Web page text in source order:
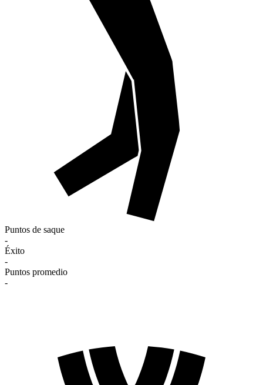
Puntos de saque
-
Éxito
-
Puntos promedio
-